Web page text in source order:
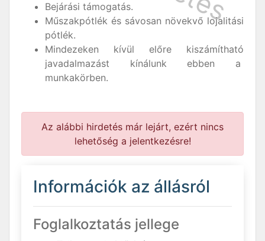
Bejárási támogatás.
Műszakpótlék és sávosan növekvő lojalitási
pótlék.
Mindezeken kívül előre kiszámítható
javadalmazást kínálunk ebben a
munkakörben.
Az alábbi hirdetés már lejárt, ezért nincs
lehetőség a jelentkezésre!
Információk az állásról
Foglalkoztatás jellege